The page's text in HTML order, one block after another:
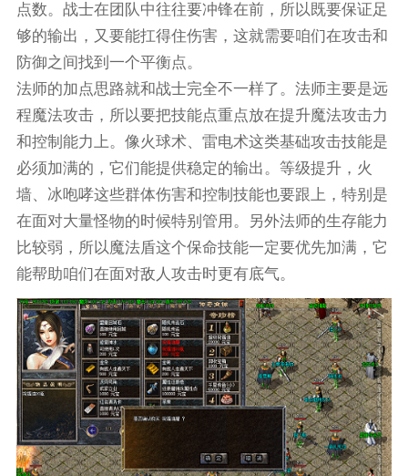
点数。战士在团队中往往要冲锋在前，所以既要保证足
够的输出，又要能扛得住伤害，这就需要咱们在攻击和
防御之间找到一个平衡点。
法师的加点思路就和战士完全不一样了。法师主要是远
程魔法攻击，所以要把技能点重点放在提升魔法攻击力
和控制能力上。像火球术、雷电术这类基础攻击技能是
必须加满的，它们能提供稳定的输出。等级提升，火
墙、冰咆哮这些群体伤害和控制技能也要跟上，特别是
在面对大量怪物的时候特别管用。另外法师的生存能力
比较弱，所以魔法盾这个保命技能一定要优先加满，它
能帮助咱们在面对敌人攻击时更有底气。